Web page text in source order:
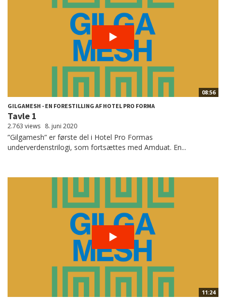
08:56
GILGAMESH - EN FORESTILLING AF HOTEL PRO FORMA
Tavle 1
2.763 views 8. juni 2020
”Gilgamesh” er første del i Hotel Pro Formas
underverdenstrilogi, som fortsættes med Amduat. En...
11:24